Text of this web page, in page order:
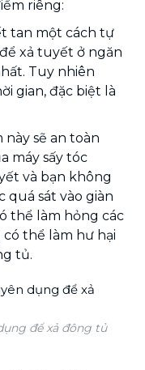
riêng:
tan một cách tự
xả tuyết ở ngăn
Tuy nhiên
gian, đặc biệt là
này sẽ an toàn
máy sấy tóc
và bạn không
quá sát vào giàn
thể làm hỏng các
thể làm hư hại
tủ.
để xả đông tủ